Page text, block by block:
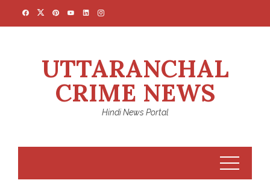
UTTARANCHAL
CRIME NEWS
Hindi News Portal